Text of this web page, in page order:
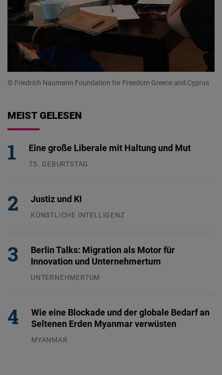
© Friedrich Naumann Foundation for Freedom Greece and Cyprus
MEIST GELESEN
Eine große Liberale mit Haltung und Mut
75. GEBURTSTAG
Justiz und KI
KÜNSTLICHE INTELLIGENZ
Berlin Talks: Migration als Motor für
Innovation und Unternehmertum
UNTERNEHMERTUM
Wie eine Blockade und der globale Bedarf an
Seltenen Erden Myanmar verwüsten
MYANMAR